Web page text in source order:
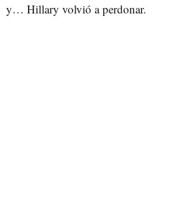
y… Hillary volvió a perdonar.